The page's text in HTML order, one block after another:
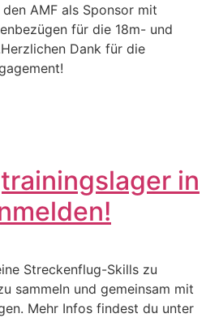
AMF als Sponsor mit
für die 18m- und
Dank für die
in
Streckenflug-Skills zu
sammeln und gemeinsam mit
Mehr Infos findest du unter